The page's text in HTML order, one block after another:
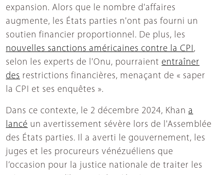
expansion. Alors que le nombre d'affaires
augmente, les États parties n'ont pas fourni un
soutien financier proportionnel. De plus, les
nouvelles sanctions américaines contre la CPI,
selon les experts de l'Onu, pourraient entraîner
des restrictions financières, menaçant de « saper
la CPI et ses enquêtes ».
Dans ce contexte, le 2 décembre 2024, Khan a
lancé un avertissement sévère lors de l'Assemblée
des États parties. Il a averti le gouvernement, les
juges et les procureurs vénézuéliens que
l’occasion pour la justice nationale de traiter les